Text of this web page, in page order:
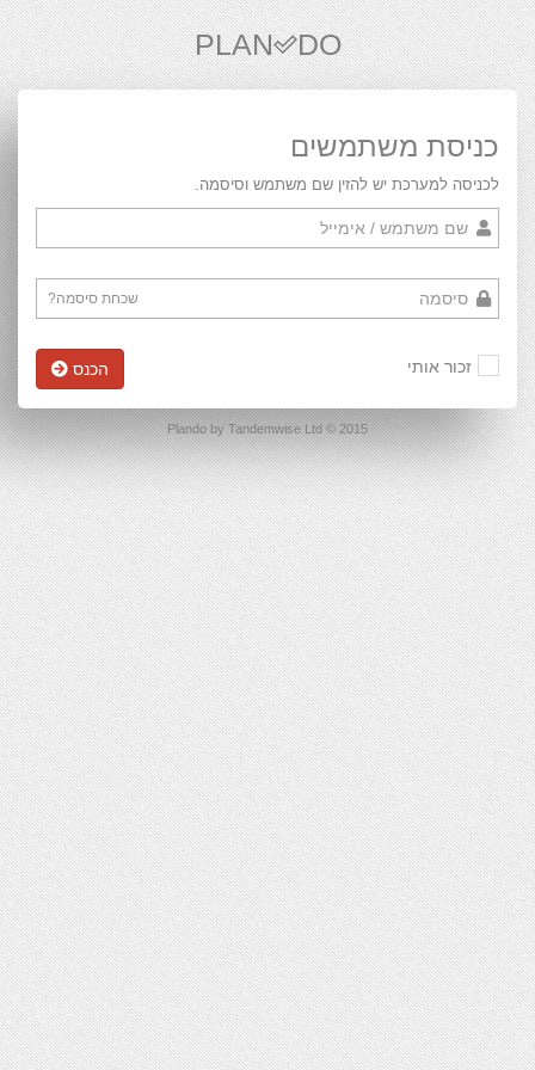
PLAN DO
כניסת משתמשים
לכניסה למערכת יש להזין שם משתמש וסיסמה.
שכחת סיסמה?
זכור אותי הכנס
2015 © Plando by Tandemwise Ltd